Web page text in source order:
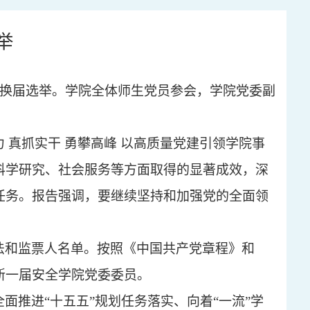
届选举。 学院全体师生党员参会， 学院党委副
真抓实干 勇攀高峰 以高质量党建引领学院事
研究、社会服务等方面取得的显著成效， 深
。报告强调，要继续坚持和加强党的全面领
和 监票人名单。按照《中国共产党章程》和
届安全学院党委委员。
面推进“十五五”规划任务落实、向着“一流”学